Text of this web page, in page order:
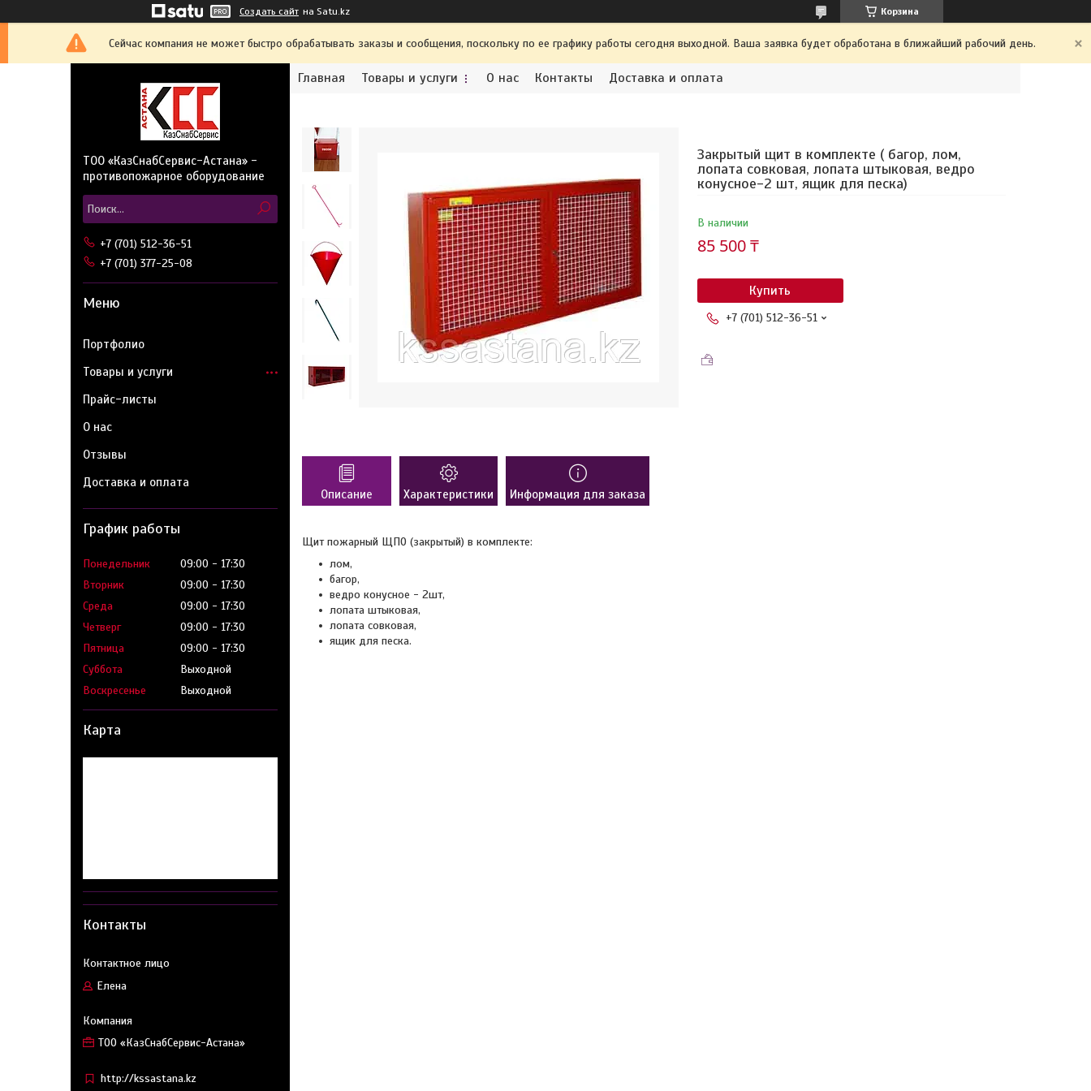
Создать сайт на Satu.kz Корзина
Сейчас компания не может быстро обрабатывать заказы и сообщения, поскольку по ее графику работы сегодня выходной. Ваша заявка будет обработана в ближайший рабочий день.
Главная Товары и услуги О нас Контакты Доставка и оплата
Закрытый щит в комплекте ( багор, лом,
лопата совковая, лопата штыковая, ведро
конусное-2 шт, ящик для песка)
В наличии
85 500 ₸
Купить
+7 (701) 512-36-51
Описание Характеристики Информация для заказа
Щит пожарный ЩПО (закрытый) в комплекте:
лом,
багор,
ведро конусное - 2шт,
лопата штыковая,
лопата совковая,
ящик для песка.
ТОО «КазСнабСервис-Астана» -
противопожарное оборудование
+7 (701) 512-36-51
+7 (701) 377-25-08
Портфолио
Товары и услуги
Прайс-листы
О нас
Отзывы
Доставка и оплата
График работы
Понедельник 09:00
17:30
Вторник
09:00
17:30
Среда
09:00
17:30
Четверг
09:00
17:30
Пятница
09:00
17:30
Суббота
Выходной
Воскресенье
Выходной
Карта
Контакты
Елена
ТОО «КазСнабСервис-Астана»
http://kssastana.kz